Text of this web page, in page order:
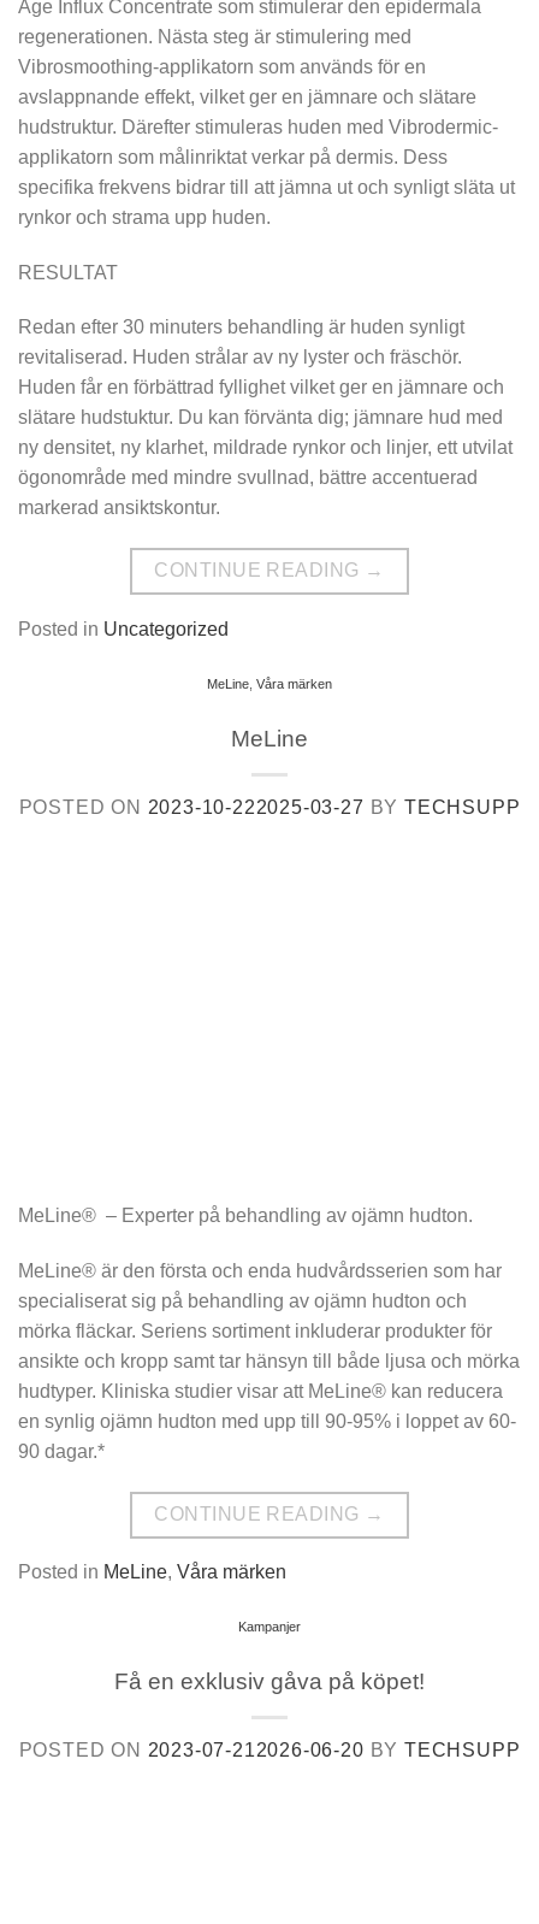
Age Influx Concentrate som stimulerar den epidermala
regenerationen. Nästa steg är stimulering med
Vibrosmoothing-applikatorn som används för en
avslappnande effekt, vilket ger en jämnare och slätare
hudstruktur. Därefter stimuleras huden med Vibrodermic-
applikatorn som målinriktat verkar på dermis. Dess
specifika frekvens bidrar till att jämna ut och synligt släta ut
rynkor och strama upp huden.
RESULTAT
Redan efter 30 minuters behandling är huden synligt
revitaliserad. Huden strålar av ny lyster och fräschör.
Huden får en förbättrad fyllighet vilket ger en jämnare och
slätare hudstuktur. Du kan förvänta dig; jämnare hud med
ny densitet, ny klarhet, mildrade rynkor och linjer, ett utvilat
ögonområde med mindre svullnad, bättre accentuerad
markerad ansiktskontur.
CONTINUE READING →
Posted in Uncategorized
MeLine Våra märken
MeLine
POSTED ON 2023-10-222025-03-27 BY TECHSUPP
MeLine® – Experter på behandling av ojämn hudton.
MeLine® är den första och enda hudvårdsserien som har
specialiserat sig på behandling av ojämn hudton och
mörka fläckar. Seriens sortiment inkluderar produkter för
ansikte och kropp samt tar hänsyn till både ljusa och mörka
hudtyper. Kliniska studier visar att MeLine® kan reducera
en synlig ojämn hudton med upp till 90-95% i loppet av 60-
90 dagar.*
CONTINUE READING →
Posted in MeLine, Våra märken
Kampanjer
Få en exklusiv gåva på köpet!
POSTED ON 2023-07-212026-06-20 BY TECHSUPP